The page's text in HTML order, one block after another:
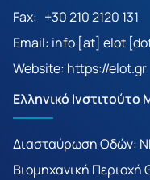
Fax: +30 210 2120 131
Email: info [at] elot
Website: https://elot.gr
Ελληνικό Ινστιτούτο
Διασταύρωση Οδών:
Βιομηχανική Περιοχή